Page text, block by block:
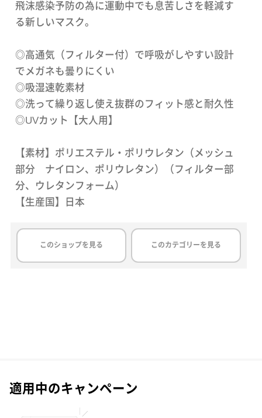
飛沫感染予防の為に運動中でも息苦しさを軽減す
る新しいマスク。
◎高通気（フィルター付）で呼吸がしやすい設計
でメガネも曇りにくい
◎吸湿速乾素材
◎洗って繰り返し使え抜群のフィット感と耐久性
◎UVカット【大人用】
【素材】ポリエステル・ポリウレタン（メッシュ
部分 ナイロン、ポリウレタン）（フィルター部
分、ウレタンフォーム）
【生産国】日本
このショップを見る このカテゴリーを見る
適用中のキャンペーン